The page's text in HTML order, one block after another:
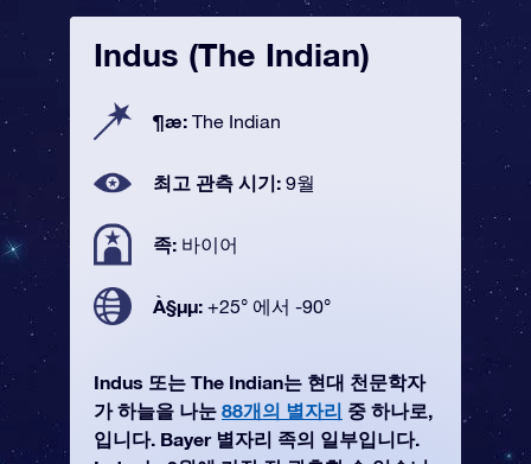
Indus (The Indian)
¶æ: The Indian
최고 관측 시기: 9월
족: 바이어
À§µµ: +25° 에서 -90°
Indus 또는 The Indian는 현대 천문학자
가 하늘을 나눈 88개의 별자리 중 하나로,
입니다. Bayer 별자리 족의 일부입니다.